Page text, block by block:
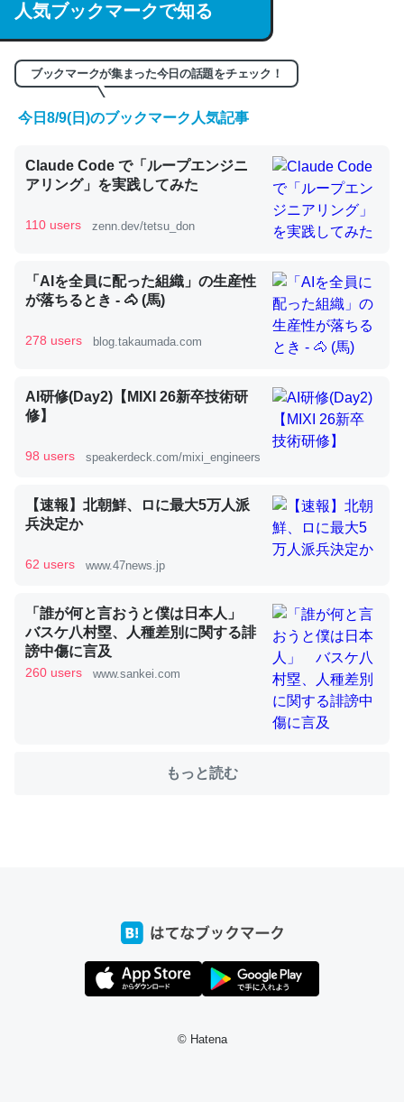
/064121
─GPTの仕組みと限界についての考察（１） - conceptualization
くらい。小説でいう「ずっと前の伏線」は回収されないけ
ど、短期記憶というには多い分量。進化すればするほど分
かりやすく強くなりそう
─GPTの仕組みと限界についての考察（１） - conceptualization
昆虫ってカルシウム少ないのか。知らんかった。調べたら
─ニュース :: 【研究発表】昆虫学の大問題＝「昆虫はなぜ海にいな
いのか」に関する新仮説
論文では「淡水はカルシウムも酸素も不足してて両方に不
利だから両方が拮抗してるのでは」とあって面白い。海に
ずキチンを強化してる筈だが、酵素が違うのか？
─ニュース :: 【研究発表】昆虫学の大問題＝「昆虫はなぜ海にいな
いのか」に関する新仮説
類は苦労してるんだな…。腹足類だと殻を無くしてナメク
ちぼちRingも置こうかと画策中。あと、Googleマップで
人気ブックマークで知る
ブックマークが集まった今日の話題をチェック！
今日8/9(日)のブックマーク人気記事
Claude Code で「ループエンジニ
アリング」を実践してみた
110 users zenn.dev/tetsu_don
「AIを全員に配った組織」の生産性
が落ちるとき - 🐴 (馬)
278 users blog.takaumada.com
AI研修(Day2)【MIXI 26新卒技術研
修】
98 users speakerdeck.com/mixi_engineers
【速報】北朝鮮、ロに最大5万人派
兵決定か
62 users www.47news.jp
「誰が何と言おうと僕は日本人」
バスケ八村塁、人種差別に関する誹
謗中傷に言及
260 users www.sankei.com
もっと読む
© Hatena